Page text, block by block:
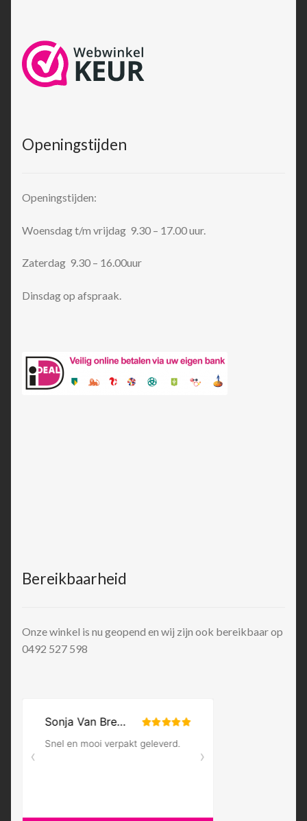
Openingstijden
Openingstijden:
Woensdag t/m vrijdag 9.30 – 17.00 uur.
Zaterdag 9.30 – 16.00uur
Dinsdag op afspraak.
Bereikbaarheid
Onze winkel is nu geopend en wij zijn ook bereikbaar op
0492 527 598